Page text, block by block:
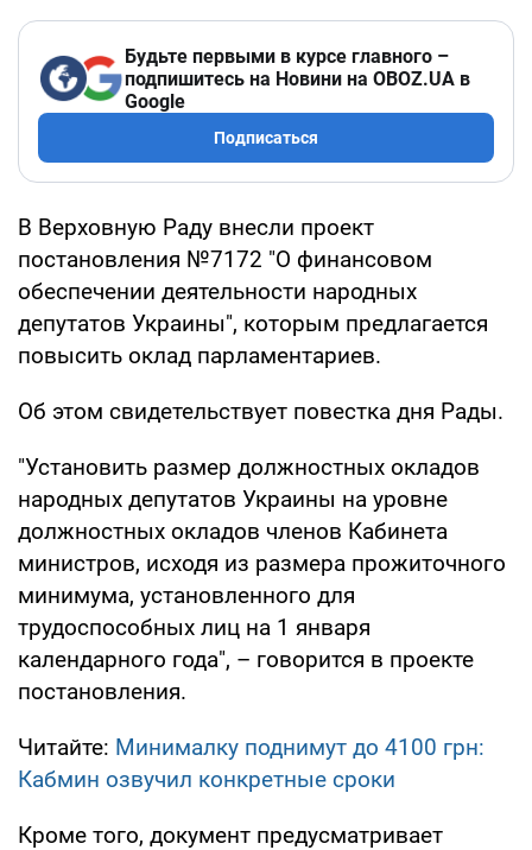
Будьте первыми в курсе главного –
подпишитесь на Новини на OBOZ.UA в
Google
Подписаться
В Верховную Раду внесли проект
постановления №7172 "О финансовом
обеспечении деятельности народных
депутатов Украины", которым предлагается
повысить оклад парламентариев.
Об этом свидетельствует повестка дня Рады.
"Установить размер должностных окладов
народных депутатов Украины на уровне
должностных окладов членов Кабинета
министров, исходя из размера прожиточного
минимума, установленного для
трудоспособных лиц на 1 января
календарного года", – говорится в проекте
постановления.
Читайте: Минималку поднимут до 4100 грн:
Кабмин озвучил конкретные сроки
Кроме того, документ предусматривает